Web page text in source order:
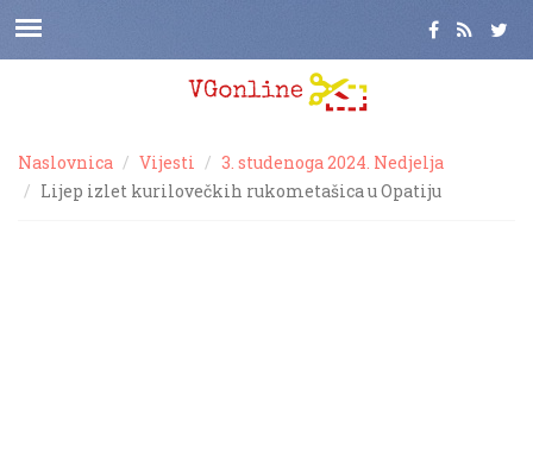
Naslovnica Vijesti
3. studenoga 2024. Nedjelja
Lijep izlet kurilovečkih rukometašica u Opatiju